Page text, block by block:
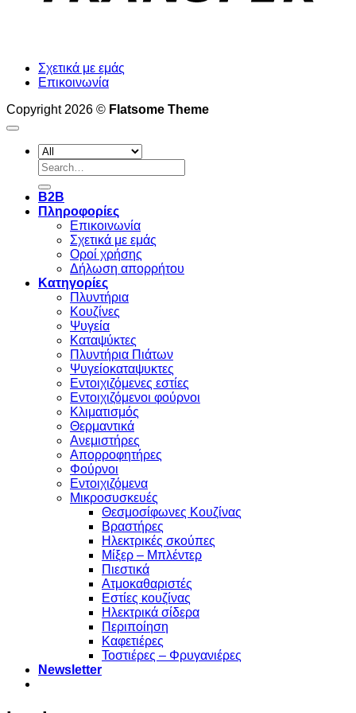
Σχετικά με εμάς
Επικοινωνία
Copyright 2026 © Flatsome Theme
Search
for:
B2B
Πληροφορίες
Επικοινωνία
Σχετικά με εμάς
Οροί χρήσης
Δήλωση απορρήτου
Κατηγορίες
Πλυντήρια
Κουζίνες
Ψυγεία
Καταψύκτες
Πλυντήρια Πιάτων
Ψυγείοκαταψυκτες
Εντοιχιζόμενες εστίες
Εντοιχιζόμενοι φούρνοι
Κλιματισμός
Θερμαντικά
Ανεμιστήρες
Απορροφητήρες
Φούρνοι
Εντoιχιζόμενα
Μικροσυσκευές
Θεσμοσίφωνες Κουζίνας
Βραστήρες
Ηλεκτρικές σκούπες
Μίξερ – Μπλέντερ
Πιεστικά
Ατμοκαθαριστές
Εστίες κουζίνας
Ηλεκτρικά σίδερα
Περιποίηση
Καφετιέρες
Τοστιέρες – Φρυγανιέρες
Newsletter